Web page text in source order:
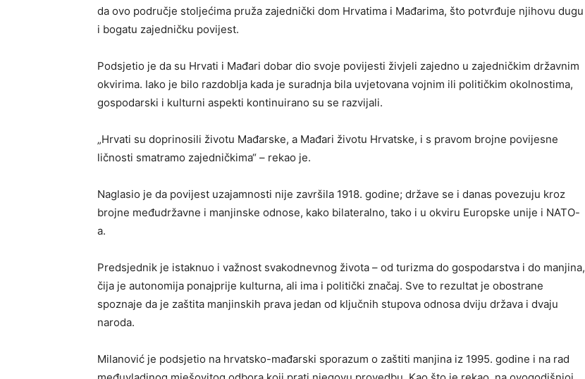
da ovo područje stoljećima pruža zajednički dom Hrvatima i Mađarima, što potvrđuje njihovu dugu
i bogatu zajedničku povijest.
Podsjetio je da su Hrvati i Mađari dobar dio svoje povijesti živjeli zajedno u zajedničkim državnim
okvirima. Iako je bilo razdoblja kada je suradnja bila uvjetovana vojnim ili političkim okolnostima,
gospodarski i kulturni aspekti kontinuirano su se razvijali.
„Hrvati su doprinosili životu Mađarske, a Mađari životu Hrvatske, i s pravom brojne povijesne
ličnosti smatramo zajedničkima“ – rekao je.
Naglasio je da povijest uzajamnosti nije završila 1918. godine; države se i danas povezuju kroz
brojne međudržavne i manjinske odnose, kako bilateralno, tako i u okviru Europske unije i NATO-
a.
Predsjednik je istaknuo i važnost svakodnevnog života – od turizma do gospodarstva i do manjina,
čija je autonomija ponajprije kulturna, ali ima i politički značaj. Sve to rezultat je obostrane
spoznaje da je zaštita manjinskih prava jedan od ključnih stupova odnosa dviju država i dvaju
naroda.
Milanović je podsjetio na hrvatsko-mađarski sporazum o zaštiti manjina iz 1995. godine i na rad